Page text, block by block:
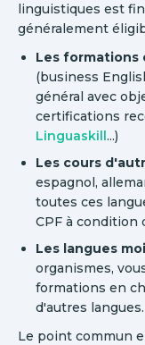
linguistiques est
généralement
Les formations
(business
général avec
certifications
Linguaskill...)
Les cours
espagnol,
toutes ces
CPF à condition
Les langues
organismes,
formations en
d'autres langues.
Le point commun